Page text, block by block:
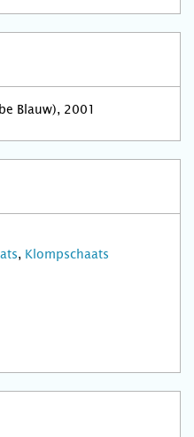
Blauw), 2001
, Klompschaats